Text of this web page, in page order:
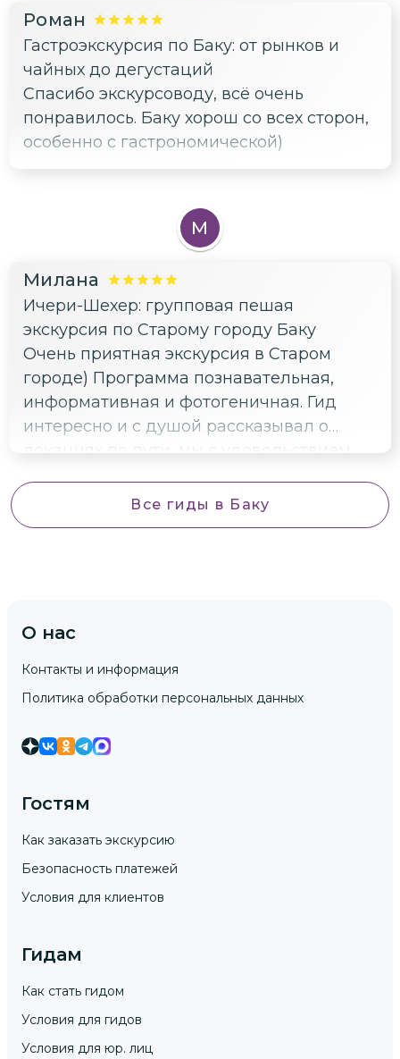
Роман
Гастроэкскурсия по Баку: от рынков и
чайных до дегустаций
Спасибо экскурсоводу, всё очень
понравилось. Баку хорош со всех сторон,
особенно с гастрономической)
М
Милана
Ичери-Шехер: групповая пешая
экскурсия по Старому городу Баку
Очень приятная экскурсия в Старом
городе) Программа познавательная,
информативная и фотогеничная. Гид
интересно и с душой рассказывал о
впечатлил, спасибо💜💙💚
Все гиды в Баку
О нас
Контакты и информация
Политика обработки персональных данных
Гостям
Как заказать экскурсию
Безопасность платежей
Условия для клиентов
Гидам
Как стать гидом
Условия для гидов
Условия для юр. лиц